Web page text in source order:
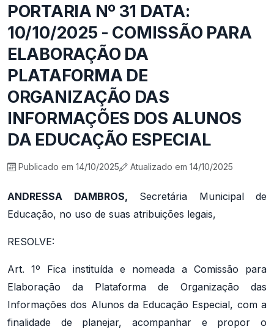
PORTARIA Nº 31 DATA:
10/10/2025 - COMISSÃO PARA
ELABORAÇÃO DA
PLATAFORMA DE
ORGANIZAÇÃO DAS
INFORMAÇÕES DOS ALUNOS
DA EDUCAÇÃO ESPECIAL
Publicado em 14/10/2025 Atualizado em 14/10/2025
ANDRESSA DAMBROS, Secretária Municipal de
Educação, no uso de suas atribuições legais,
RESOLVE:
Art. 1º Fica instituída e nomeada a Comissão para
Elaboração da Plataforma de Organização das
Informações dos Alunos da Educação Especial, com a
finalidade de planejar, acompanhar e propor o